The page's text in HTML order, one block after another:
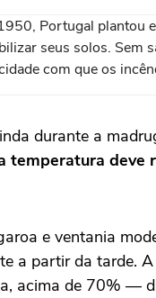
Portugal plantou
seus solos. Sem
com que os
durante a
temperatura deve
e ventania
a partir da tarde.
acima de 70% —